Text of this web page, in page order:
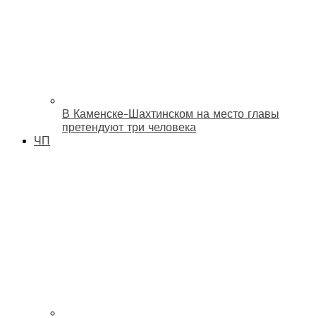
В Каменске-Шахтинском на место главы
претендуют три человека
ЧП